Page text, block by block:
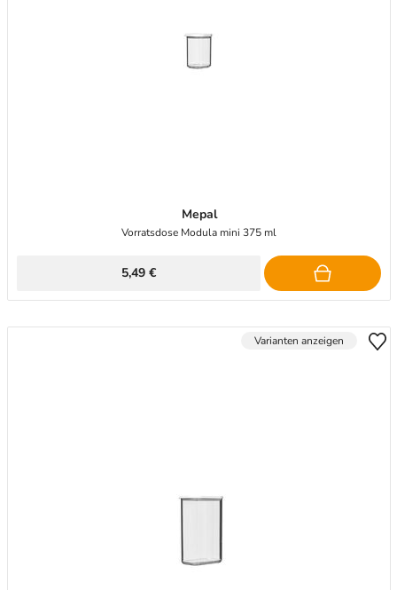
Mepal
Vorratsdose Modula mini 375 ml
5,49 €
Varianten anzeigen